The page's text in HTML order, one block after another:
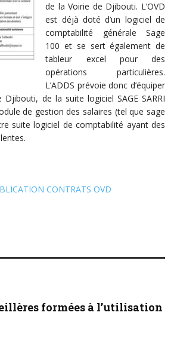
de la Voirie de Djibouti. L’OVD
est déjà doté d’un logiciel de
comptabilité générale Sage
100 et se sert également de
tableur excel pour des
opérations particulières.
L’ADDS prévoie donc d’équiper
Djibouti, de la suite logiciel SAGE SARRI
de gestion des salaires (tel que sage
suite logiciel de comptabilité ayant des
CONTRATS OVD
formées à l’utilisation